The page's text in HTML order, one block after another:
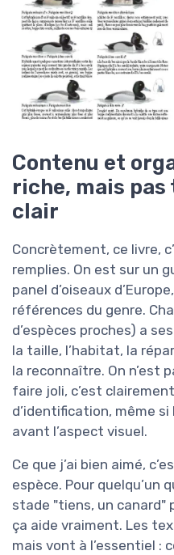
Contenu et
riche, mais
clair
Concrètement, ce livre,
remplies. On est sur un
panel d’oiseaux
références du genre.
d’espèces proches) a
la taille, l’habitat, la
la reconnaître. On n’est
faire joli, c’est
d’identification, même
avant l’aspect visuel.
Ce que j’ai bien aimé,
espèce. Pour quelqu’un
stade "tiens, un canard"
ça aide vraiment. Les
mais vont à l’essentiel :